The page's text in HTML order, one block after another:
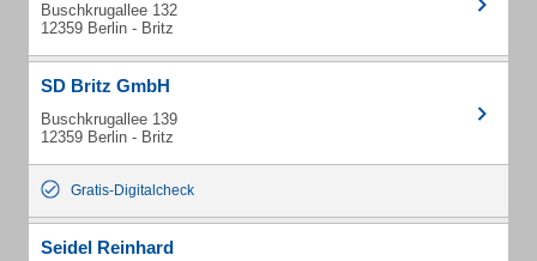
Buschkrugallee 132
12359 Berlin - Britz
SD Britz GmbH
Buschkrugallee 139
12359 Berlin - Britz
Gratis-Digitalcheck
Seidel Reinhard